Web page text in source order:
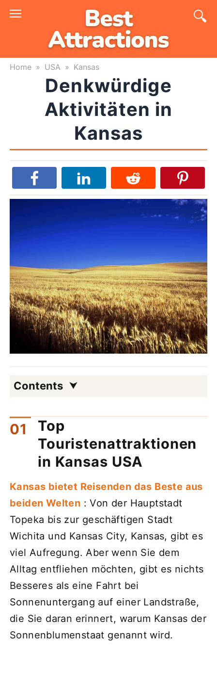
Skip
Home » USA » Kansas
Denkwürdige
Aktivitäten in
Kansas
Contents
Top
Touristenattraktionen
in Kansas USA
Kansas bietet Reisenden das Beste aus
beiden Welten : Von der Hauptstadt
Topeka bis zur geschäftigen Stadt
Wichita und Kansas City, Kansas, gibt es
viel Aufregung. Aber wenn Sie dem
Alltag entfliehen möchten, gibt es nichts
Besseres als eine Fahrt bei
Sonnenuntergang auf einer Landstraße,
die Sie daran erinnert, warum Kansas der
Sonnenblumenstaat genannt wird.